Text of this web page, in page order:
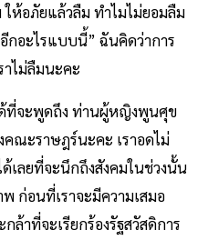
ให้อภัยแล้วลืม ทำไมไม่ยอมลืม
อะไรแบบนี้” ฉันคิดว่าการ
ไม่ลืมนะคะ
ด้ที่จะพูดถึง ท่านผู้หญิงพูนศุข
ณะราษฎร์นะคะ เราอดไม่
ด้เลยที่จะนึกถึงสังคมในช่วงนั้น
ก่อนที่เราจะมีความเสมอ
ล้าที่จะเรียกร้องรัฐสวัสดิการ